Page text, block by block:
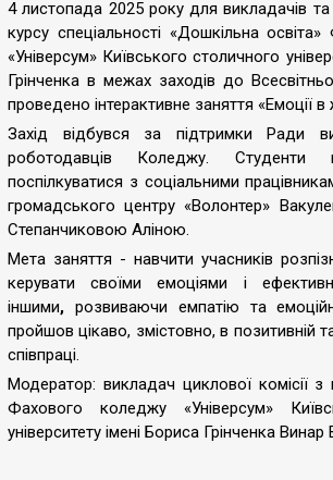
4 листопада 2025 року для викладачів та
курсу спеціальності «Дошкільна
«Універсум» Київського столичного
Грінченка в межах заходів до
проведено інтерактивне заняття «Емоції
Захід відбувся за підтримки Ради
роботодавців Коледжу. Студенти
поспілкуватися з соціальними
громадського центру «Волонтер»
Степанчиковою Аліною.
Мета заняття - навчити учасників
керувати своїми емоціями і
іншими, розвиваючи емпатію та
пройшов цікаво, змістовно, в позитивній
співпраці.
Модератор: викладач циклової комісії з
Фахового коледжу «Універсум»
університету імені Бориса Грінченка Винар